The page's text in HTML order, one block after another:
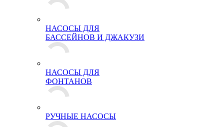
НАСОСЫ ДЛЯ
БАССЕЙНОВ И ДЖАКУЗИ
НАСОСЫ ДЛЯ
ФОНТАНОВ
РУЧНЫЕ НАСОСЫ